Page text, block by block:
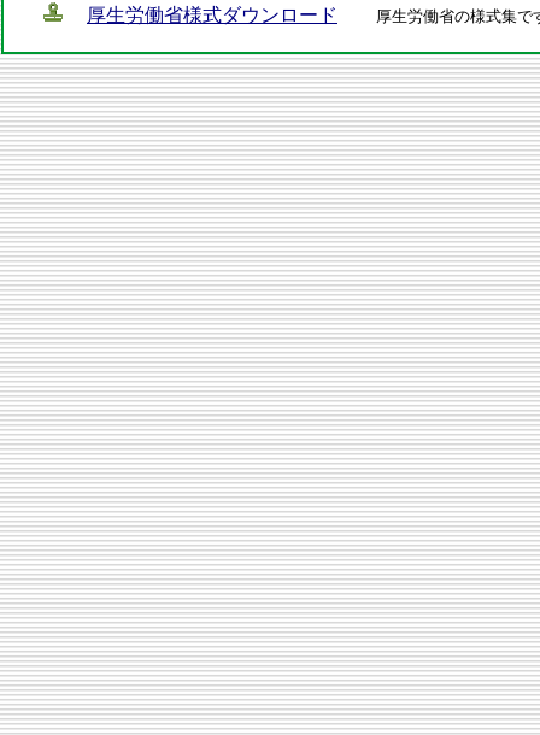
厚生労働省様式ダウンロード 厚生労働省の様式集で